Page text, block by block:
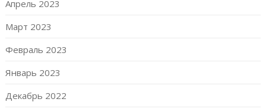
Апрель 2023
Март 2023
Февраль 2023
Январь 2023
Декабрь 2022